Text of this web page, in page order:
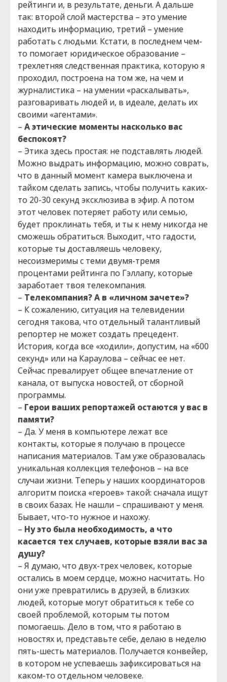
рейтинги и, в результате, деньги. А дальше
так: второй слой мастерства – это умение
находить информацию, третий – умение
работать с людьми. Кстати, в последнем чем-
то помогает юридическое образование –
трехлетняя следственная практика, которую я
проходил, построена на том же, на чем и
журналистика – на умении «раскалывать»,
разговаривать людей и, в идеале, делать их
своими «агентами».
– А этические моменты насколько вас
беспокоят?
– Этика здесь простая: не подставлять людей.
Можно выдрать информацию, можно соврать,
что в данный момент камера выключена и
тайком сделать запись, чтобы получить каких-
то 20-30 секунд эксклюзива в эфир. А потом
этот человек потеряет работу или семью,
будет проклинать тебя, и ты к нему никогда не
сможешь обратиться. Выходит, что гадости,
которые ты доставляешь человеку,
несоизмеримы с теми двумя-тремя
процентами рейтинга по Гэллапу, которые
заработает твоя телекомпания.
– Телекомпания? А в «личном зачете»?
– К сожалению, ситуация на телевидении
сегодня такова, что отдельный талантливый
репортер не может создать прецедент.
История, когда все «ходили», допустим, на «600
секунд» или на Караулова – сейчас ее нет.
Сейчас превалирует общее впечатление от
канала, от выпуска новостей, от сборной
программы.
– Герои ваших репортажей остаются у вас в
памяти?
– Да. У меня в компьютере лежат все
контакты, которые я получаю в процессе
написания материалов. Там уже образовалась
уникальная коллекция телефонов – на все
случаи жизни. Теперь у наших координаторов
алгоритм поиска «героев» такой: сначала ищут
в своих базах. Не нашли – спрашивают у меня.
Бывает, что-то нужное и нахожу.
– Ну это была необходимость, а что
касается тех случаев, которые взяли вас за
душу?
– Я думаю, что двух-трех человек, которые
остались в моем сердце, можно насчитать. Но
они уже превратились в друзей, в близких
людей, которые могут обратиться к тебе со
своей проблемой, которым ты потом
помогаешь. Дело в том, что я работаю в
новостях и, представьте себе, делаю в неделю
пять-шесть материалов. Получается конвейер,
в котором не успеваешь зафиксироваться на
каком-то отдельном человеке.